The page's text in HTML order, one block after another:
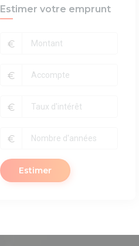
Estimer votre emprunt
€
€
€
€
Estimer